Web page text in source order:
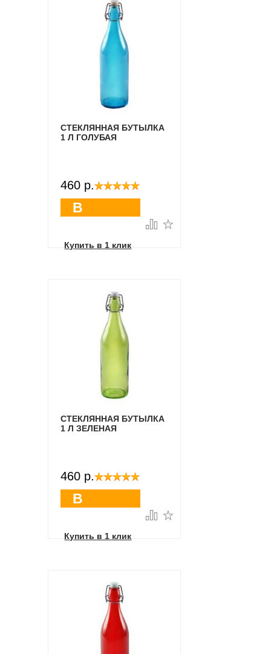
СТЕКЛЯННАЯ БУТЫЛКА
1 Л ГОЛУБАЯ
460 p.
В
Купить в 1 клик
СТЕКЛЯННАЯ БУТЫЛКА
1 Л ЗЕЛЕНАЯ
460 p.
В
Купить в 1 клик